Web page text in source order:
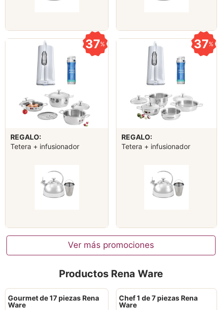
37%
REGALO:
Tetera + infusionador
37%
REGALO:
Tetera + infusionador
Ver más promociones
Productos Rena Ware
Gourmet de 17 piezas Rena
Ware
Chef 1 de 7 piezas Rena
Ware